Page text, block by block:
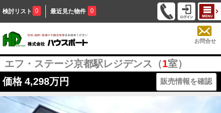
検討リスト 0 最近見た物件 0
お問合せ
エフ・ステージ京都駅レジデンス（1室）
価格 4,298万円 販売情報を確認